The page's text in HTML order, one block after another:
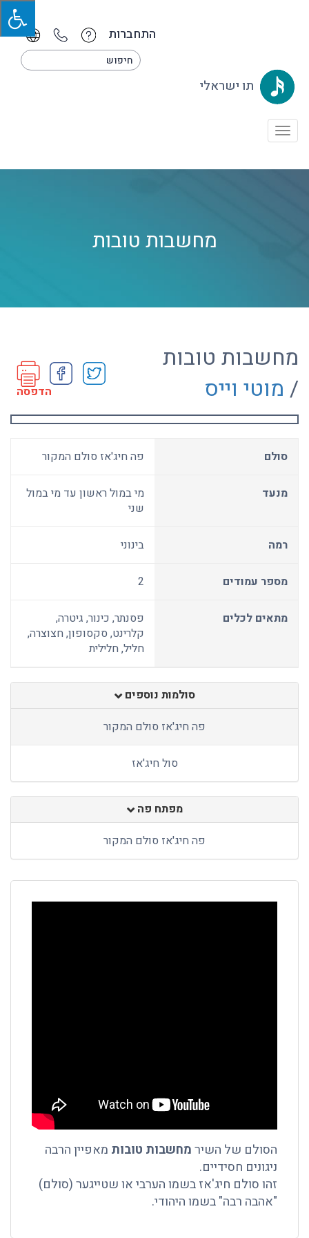
התחברות
תו ישראלי
Toggle
מחשבות טובות
מחשבות טובות
/ מוטי וייס הדפסה
סולם פה חיג'אז סולם המקור
מנעד
מי במול ראשון עד מי במול
שני
רמה בינוני
מספר עמודים 2
מתאים לכלים
פסנתר, כינור, גיטרה,
קלרינט, סקסופון, חצוצרה,
חליל, חלילית
סולמות נוספים
פה חיג'אז סולם המקור
סול חיג'אז
מפתח פה
פה חיג'אז סולם המקור
הסולם של השירמחשבות טובות מאפיין הרבה
ניגונים חסידיים.
זהו סולם חיג'אז בשמו הערבי או שטייגער (סולם)
"אהבה רבה" בשמו היהודי.